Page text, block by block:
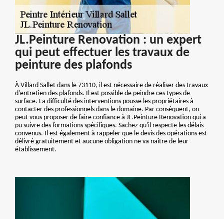
JL.Peinture Renovation : un expert
qui peut effectuer les travaux de
peinture des plafonds
À Villard Sallet dans le 73110, il est nécessaire de réaliser des travaux
d'entretien des plafonds. Il est possible de peindre ces types de
surface. La difficulté des interventions pousse les propriétaires à
contacter des professionnels dans le domaine. Par conséquent, on
peut vous proposer de faire confiance à JL.Peinture Renovation qui a
pu suivre des formations spécifiques. Sachez qu'il respecte les délais
convenus. Il est également à rappeler que le devis des opérations est
délivré gratuitement et aucune obligation ne va naître de leur
établissement.